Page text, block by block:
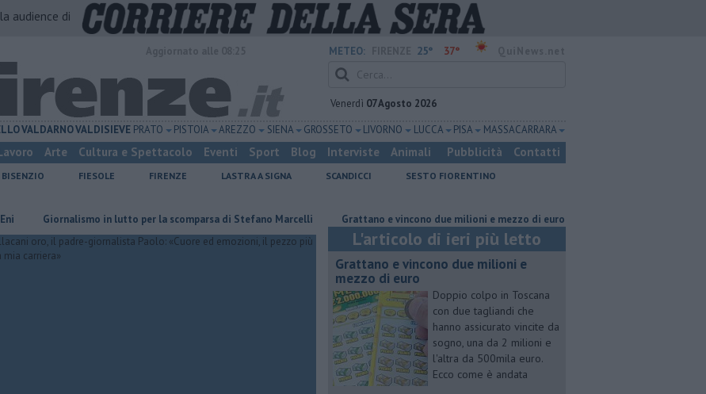
audience di
METEO: 25° 37°
Venerdì 07 Agosto 2026
VALDARNOVALDISIEVE PRATO PISTOIA AREZZO SIENA GROSSETO LIVORNO LUCCA PISA MASSA CARRARA
Arte Cultura e Spettacolo Eventi Sport Blog Interviste Animali Pubblicità Contatti
BISENZIO FIESOLE FIRENZE LASTRA A SIGNA SCANDICCI
SESTO FIORENTINO
Giornalismo in lutto per la scomparsa di Stefano Marcelli Grattano e vincono due milioni e mezzo di euro Lavori sulla Firenze-Roma, i
L'articolo di ieri più letto
Grattano e vincono due milioni e
mezzo di euro
Doppio colpo in Toscana
con due tagliandi che
hanno assicurato vincite da
sogno, una da 2 milioni e
l'altra da 500mila euro.
Ecco come è andata